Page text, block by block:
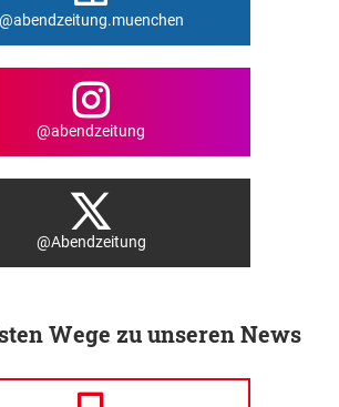
@abendzeitung.muenchen
@abendzeitung
@Abendzeitung
Wege zu unseren News